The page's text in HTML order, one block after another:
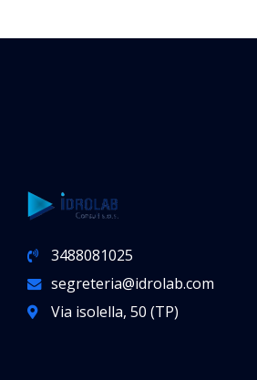
3488081025
segreteria@idrolab.com
Via isolella, 50 (TP)